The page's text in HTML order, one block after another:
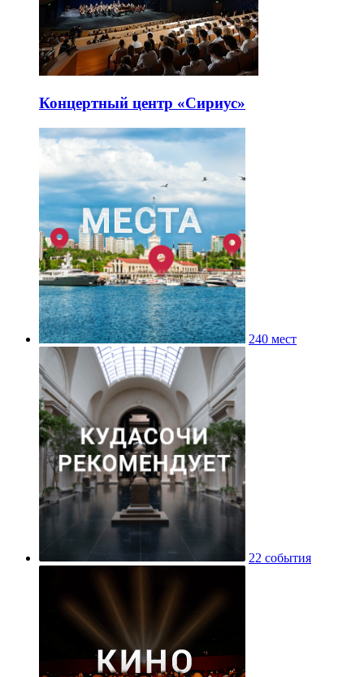
Концертный центр «Сириус»
240 мест
22 события